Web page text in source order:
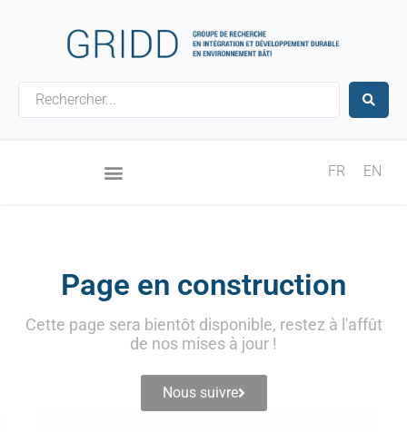
Search
...
FR EN
Page en construction
Cette page sera bientôt disponible, restez à l'affût
de nos mises à jour !
Nous suivre